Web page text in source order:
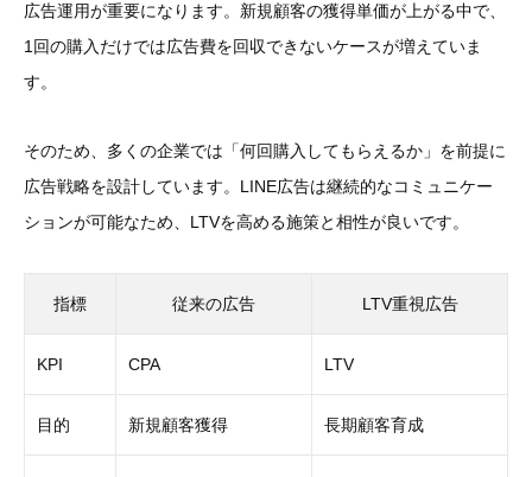
広告運用が重要になります。新規顧客の獲得単価が上がる中で、
1回の購入だけでは広告費を回収できないケースが増えていま
す。
そのため、多くの企業では「何回購入してもらえるか」を前提に
広告戦略を設計しています。LINE広告は継続的なコミュニケー
ションが可能なため、LTVを高める施策と相性が良いです。
指標 従来の広告 LTV重視広告
KPI CPA LTV
目的 新規顧客獲得 長期顧客育成
NEWS TOPICS SERVICE お問い合わせ